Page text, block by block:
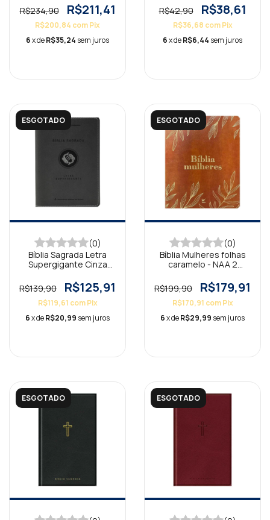
R$234,90
R$211,41
R$200,84 comPix
6x deR$35,24 sem juros
R$42,90 R$38,61
R$36,68 com Pix
6x deR$6,44 sem juros
ESGOTADO
(0)
Bíblia Sagrada Letra
Supergigante Cinza
R$139,90
R$125,91
R$119,61 com Pix
6x deR$20,99 sem juros
ESGOTADO
(0)
Bíblia Mulheres folhas
caramelo - NAA 2
R$199,90
R$179,91
R$170,91 com Pix
6x deR$29,99 sem juros
ESGOTADO ESGOTADO